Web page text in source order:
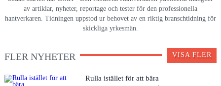
av artiklar, nyheter, reportage och tester för den professionella
hantverkaren. Tidningen uppstod ur behovet av en riktig branschtidning för
skickliga yrkesmän.
FLER NYHETER VISA FLER
Rulla istället för att bära